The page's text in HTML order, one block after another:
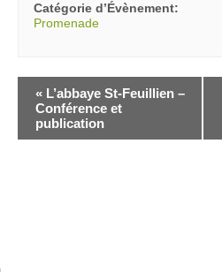
Catégorie d’Évènement:
Promenade
« L’abbaye St-Feuillien –
Conférence et
publication